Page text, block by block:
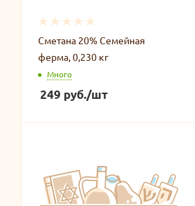
Сметана 20% Семейная
ферма, 0,230 кг
Много
249 руб./шт